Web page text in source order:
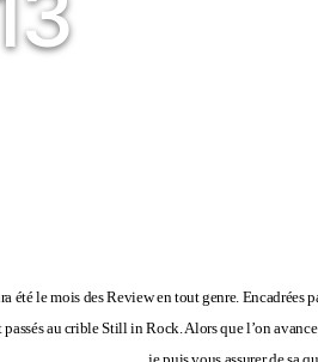
été le mois des Review en tout genre.
au crible Still in Rock. Alors que l’on